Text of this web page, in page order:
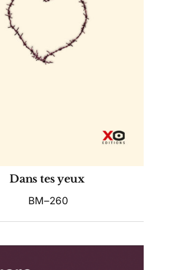
Dans tes yeux
BM–260